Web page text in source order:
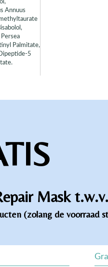
Annuus
Palmitate,
5
Mask
(zolang de voorraad